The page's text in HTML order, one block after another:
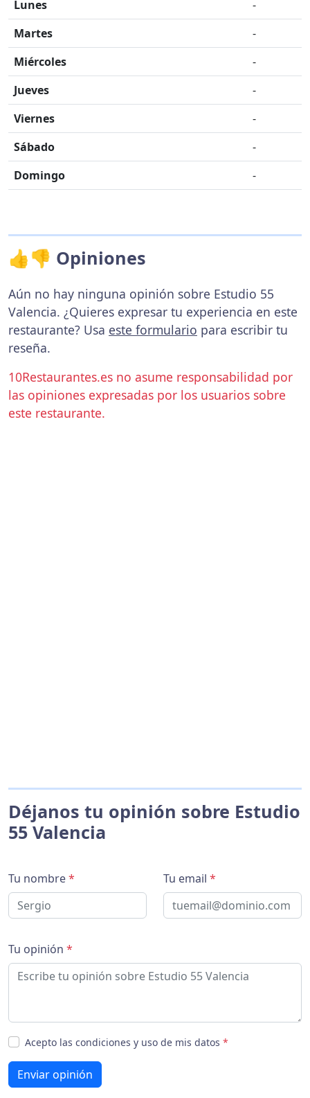
Lunes
-
Martes
-
Miércoles
-
Jueves
-
Viernes
-
Sábado
-
Domingo
-
👍👎 Opiniones
Aún no hay ninguna opinión sobre Estudio 55
Valencia. ¿Quieres expresar tu experiencia en este
restaurante? Usa este formulario para escribir tu
reseña.
10Restaurantes.es no asume responsabilidad por
las opiniones expresadas por los usuarios sobre
este restaurante.
Déjanos tu opinión sobre Estudio
55 Valencia
Tu nombre* Tu email *
Tu opinión *
Acepto las condiciones y uso de mis datos *
Enviar opinión